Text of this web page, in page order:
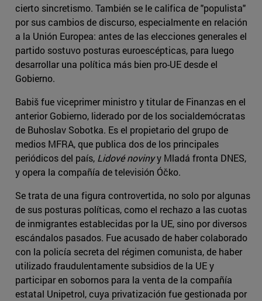
cierto sincretismo. También se le califica de "populista"
por sus cambios de discurso, especialmente en relación
a la Unión Europea: antes de las elecciones generales el
partido sostuvo posturas euroescépticas, para luego
desarrollar una política más bien pro-UE desde el
Gobierno.
Babiš fue viceprimer ministro y titular de Finanzas en el
anterior Gobierno, liderado por de los socialdemócratas
de Buhoslav Sobotka. Es el propietario del grupo de
medios MFRA, que publica dos de los principales
periódicos del país, Lidové novinyy Mladá fronta DNES,
y opera la compañía de televisión Óčko.
Se trata de una figura controvertida, no solo por algunas
de sus posturas políticas, como el rechazo a las cuotas
de inmigrantes establecidas por la UE, sino por diversos
escándalos pasados. Fue acusado de haber colaborado
con la policía secreta del régimen comunista, de haber
utilizado fraudulentamente subsidios de la UE y
participar en sobornos para la venta de la compañía
estatal Unipetrol, cuya privatización fue gestionada por